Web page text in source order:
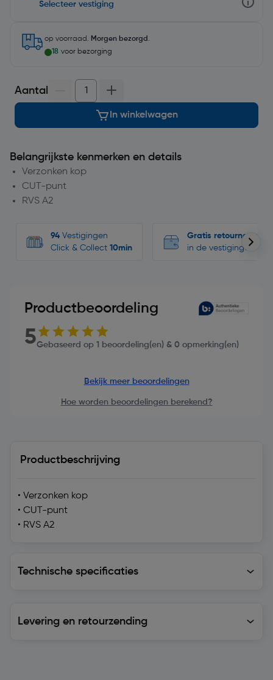
Selecteer vestiging
op voorraad. Morgen bezorgd .
18 voor bezorging
Aantal
In winkelwagen
Belangrijkste kenmerken en details
Verzonken kop
CUT-punt
RVS A2
94 Vestigingen
Click & Collect 10min
Gratis retourneren
in de vestigingen
Productbeoordeling
5Gebaseerd op 1 beoordeling(en) & 0 opmerking(en)
Bekijk meer beoordelingen
Hoe worden beoordelingen berekend?
Productbeschrijving
• Verzonken kop
• CUT-punt
• RVS A2
Technische specificaties
Levering en retourzending